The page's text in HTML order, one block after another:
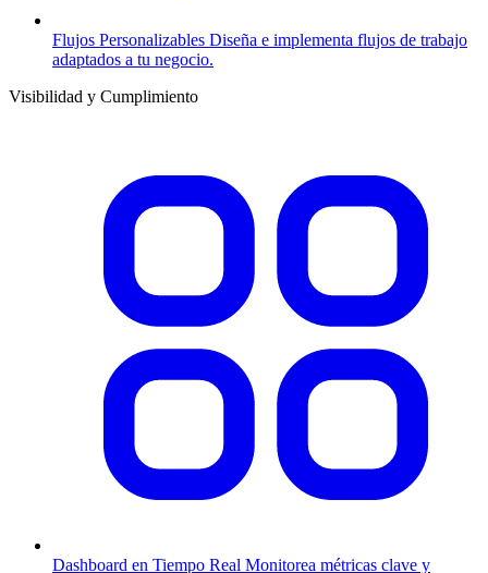
Flujos Personalizables Diseña e implementa flujos de trabajo
adaptados a tu negocio.
Visibilidad y Cumplimiento
Dashboard en Tiempo Real Monitorea métricas clave y